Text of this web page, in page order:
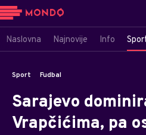
Naslovna Najnovije Info
Sport Fudbal
Sarajevo
Vrapčićima, pa